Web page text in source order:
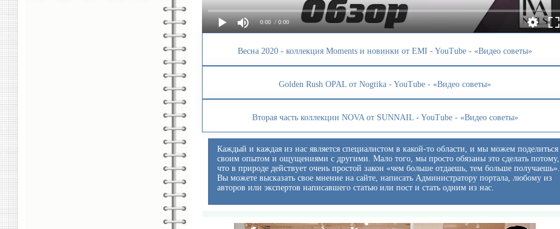
0:00 / 0:00
Весна 2020 - коллекция Moments и новинки от EMI - YouTube - «Видео советы»
Golden Rush OPAL от Nogtika - YouTube - «Видео советы»
Вторая часть коллекции NOVA от SUNNAIL - YouTube - «Видео советы»
Каждый и каждая из нас является специалистом в какой-то области, и мы можем поделиться
своим опытом и ощущениями с другими. Мало того, мы просто обязаны это сделать потому,
что в природе действует очень простой закон «чем больше отдаешь, тем больше получаешь».
Вы можете высказать свое мнение на сайте, написать Администратору портала, любому из
авторов или экспертов написавшего статью или пост и стать одним из нас.